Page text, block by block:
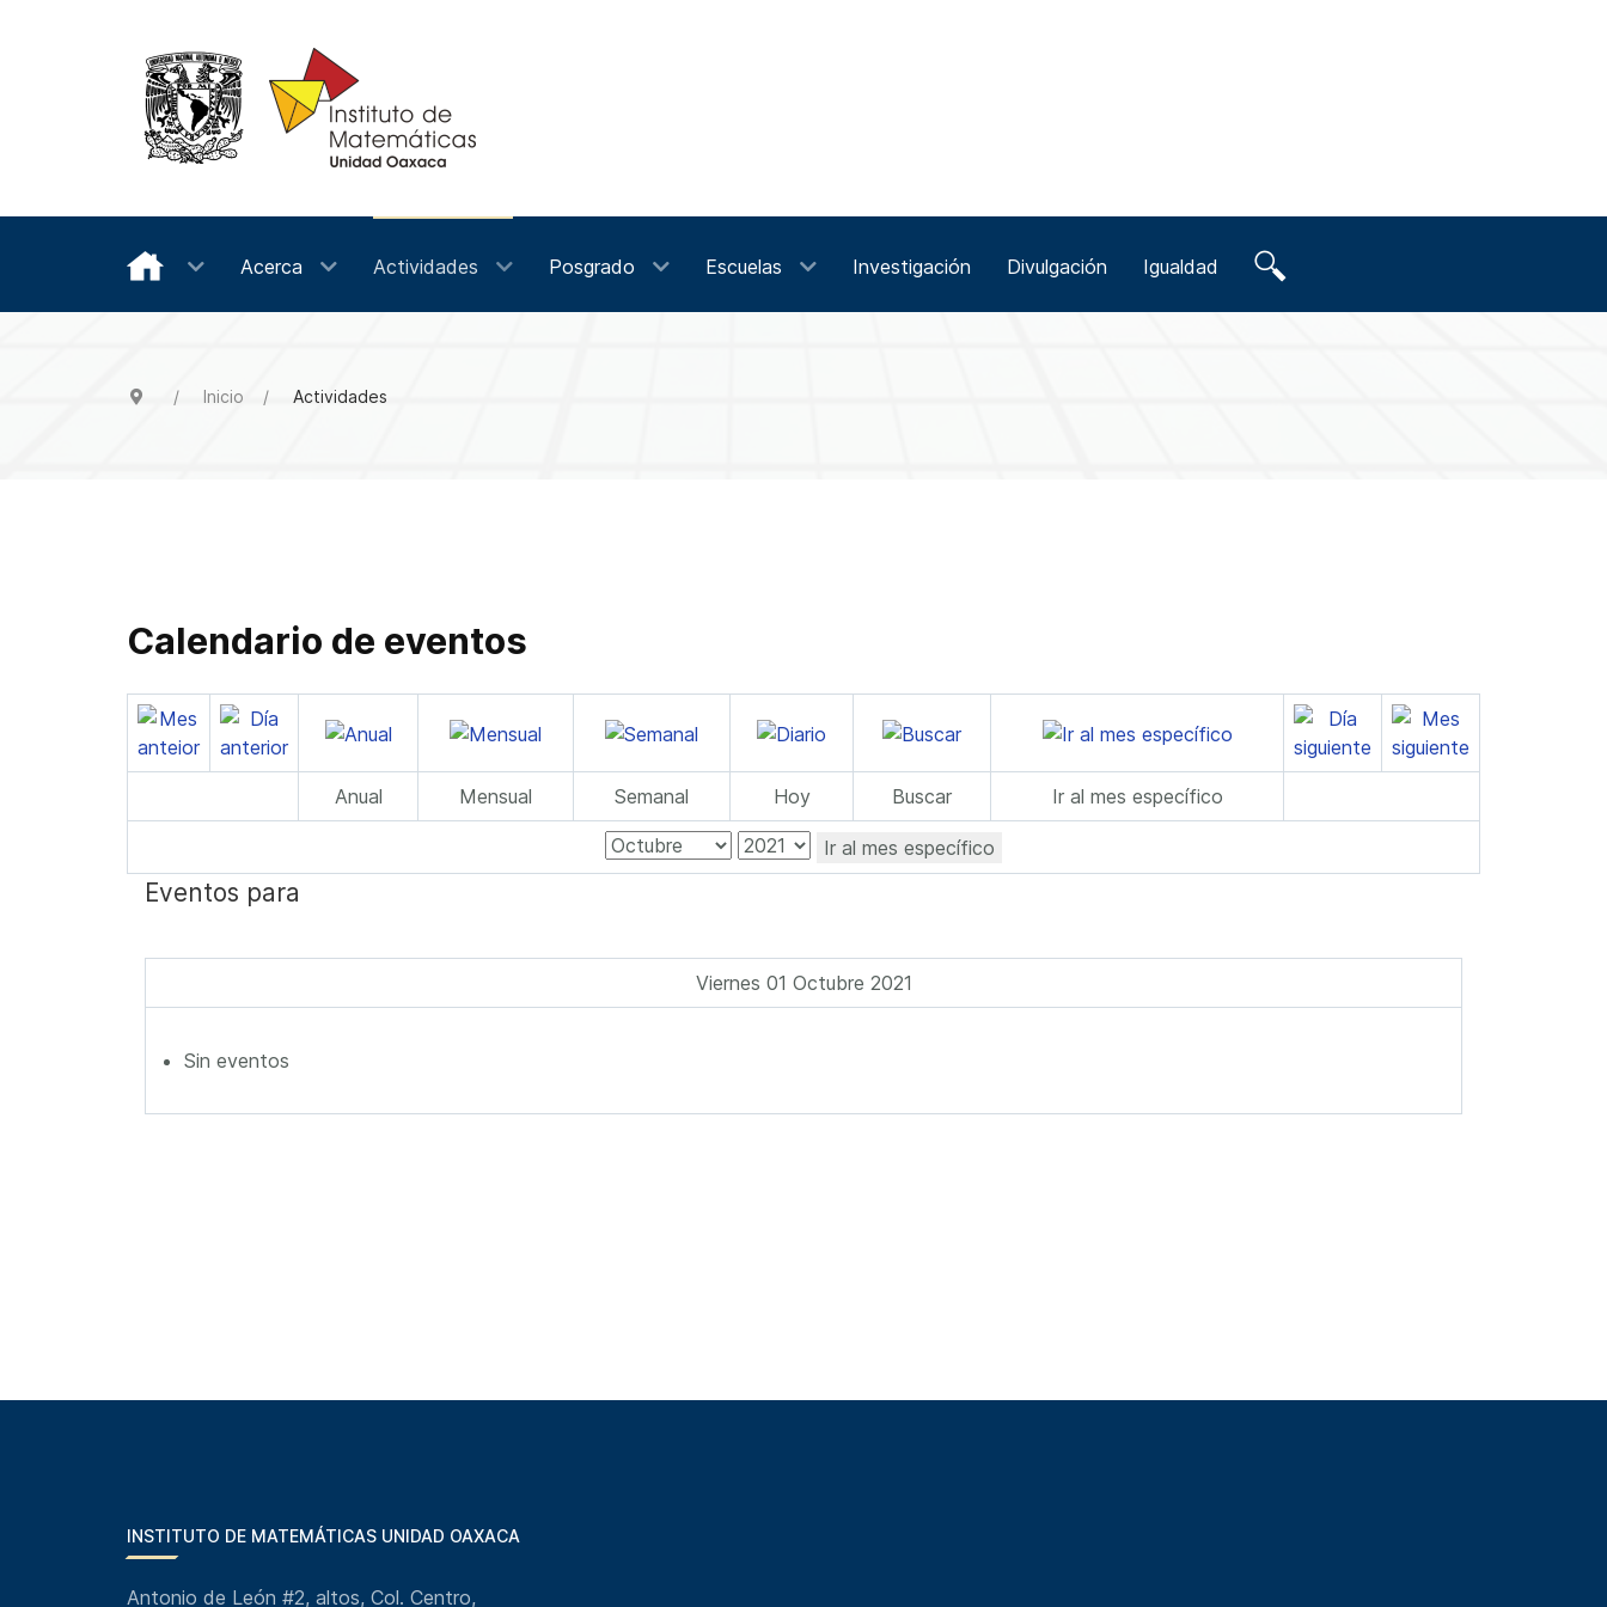
Acerca Actividades Posgrado Escuelas Investigación Divulgación Igualdad
Inicio Actividades
Calendario de eventos
Anual Mensual Semanal Hoy Buscar Ir al mes específico
Ir al mes específico
Eventos para
Viernes 01 Octubre 2021
Sin eventos
INSTITUTO DE MATEMÁTICAS UNIDAD OAXACA
Antonio de León #2, altos, Col. Centro,